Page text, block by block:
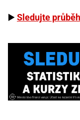
▶️Sledujte